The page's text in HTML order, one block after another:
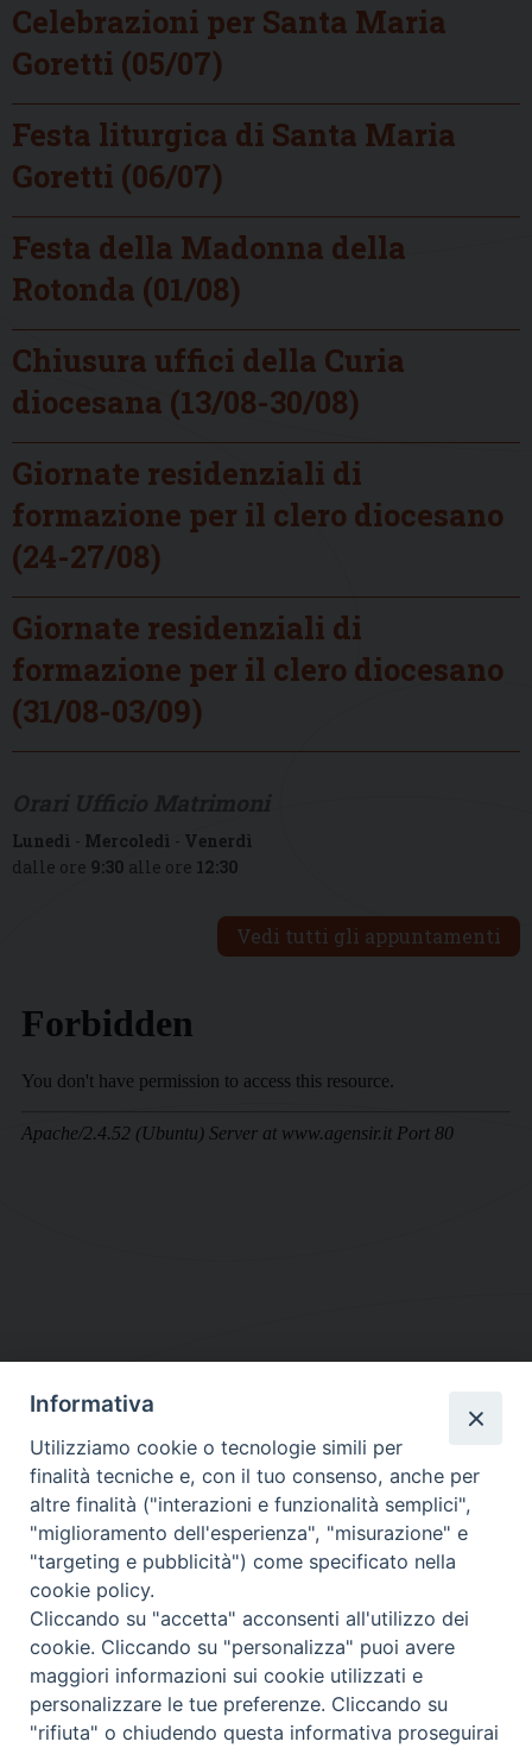
Celebrazioni per Santa Maria
Goretti (05/07)
Festa liturgica di Santa Maria
Goretti (06/07)
Festa della Madonna della
Rotonda (01/08)
Chiusura uffici della Curia
diocesana (13/08-30/08)
Giornate residenziali di
formazione per il clero diocesano
(24-27/08)
Giornate residenziali di
formazione per il clero diocesano
(31/08-03/09)
Lunedì - Mercoledì - Venerdì
dalle ore 9:30 alle ore 12:30
Vedi tutti gli appuntamenti
DIOCESI SUBURBICARIA DI ALBANO
Contatti:Tel.: 06.93268401 - Fax.: 06.9323844
E-mail:curia@diocesidialbano.it
Orari: dal Lunedì al Venerdì Ore: 9:00 - 13:00
Lunedì, Mercoledì e Venerdì, Ore 9:30 - 12:30
Diocesi Suburbicaria di Albano
Informativa
Utilizziamo cookie o tecnologie simili per
finalità tecniche e, con il tuo consenso, anche per
altre finalità ("interazioni e funzionalità semplici",
"miglioramento dell'esperienza", "misurazione" e
"targeting e pubblicità") come specificato nella
cookie policy.
Cliccando su "accetta" acconsenti all'utilizzo dei
cookie. Cliccando su "personalizza" puoi avere
maggiori informazioni sui cookie utilizzati e
personalizzare le tue preferenze. Cliccando su
"rifiuta" o chiudendo questa informativa proseguirai